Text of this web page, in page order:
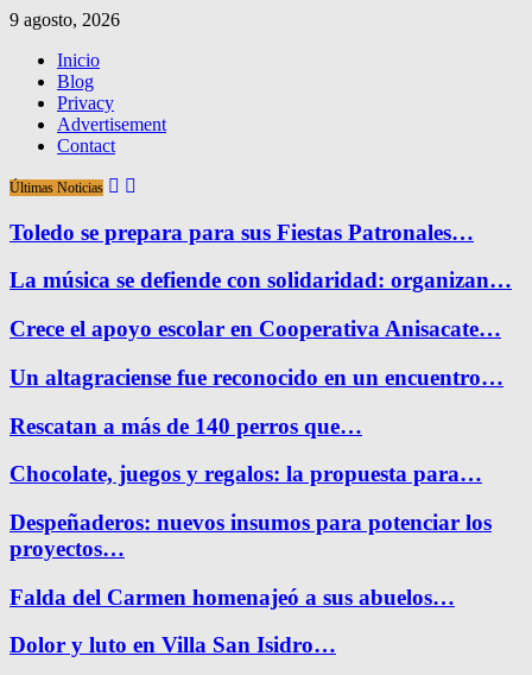
9 agosto, 2026
Inicio
Blog
Privacy
Advertisement
Contact
Últimas Noticias
Toledo se prepara para sus Fiestas Patronales…
La música se defiende con solidaridad: organizan…
Crece el apoyo escolar en Cooperativa Anisacate…
Un altagraciense fue reconocido en un encuentro…
Rescatan a más de 140 perros que…
Chocolate, juegos y regalos: la propuesta para…
Despeñaderos: nuevos insumos para potenciar los
proyectos…
Falda del Carmen homenajeó a sus abuelos…
Dolor y luto en Villa San Isidro…